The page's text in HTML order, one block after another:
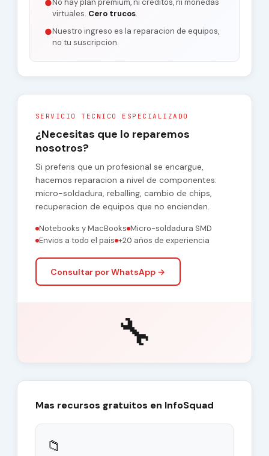
●No hay plan premium, ni creditos, ni monedas
virtuales. Cero trucos.
●Nuestro ingreso es la reparacion de equipos,
no tu suscripcion.
SERVICIO TECNICO ESPECIALIZADO
¿Necesitas que lo reparemos
nosotros?
Si preferis que un profesional se encargue,
hacemos reparacion a nivel de componentes:
micro-soldadura, reballing, cambio de chips,
recuperacion de equipos que no encienden.
Notebooks y MacBooks Micro-soldadura SMD
Envios a todo el pais +20 años de experiencia
Consultar por WhatsApp →
🔧
Mas recursos gratuitos en InfoSquad
📁